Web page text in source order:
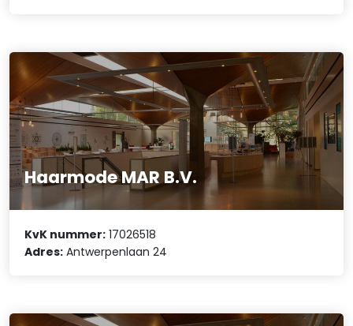
Haarmode MAR B.V.
KvK nummer: 17026518
Adres: Antwerpenlaan 24